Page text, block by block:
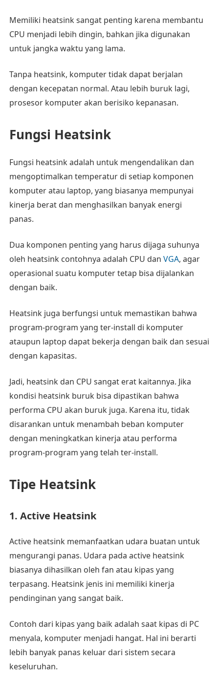
Memiliki heatsink sangat penting karena membantu
CPU menjadi lebih dingin, bahkan jika digunakan
untuk jangka waktu yang lama.
Tanpa heatsink, komputer tidak dapat berjalan
dengan kecepatan normal. Atau lebih buruk lagi,
prosesor komputer akan berisiko kepanasan.
Fungsi Heatsink
Fungsi heatsink adalah untuk mengendalikan dan
mengoptimalkan temperatur di setiap komponen
komputer atau laptop, yang biasanya mempunyai
kinerja berat dan menghasilkan banyak energi
panas.
Dua komponen penting yang harus dijaga suhunya
oleh heatsink contohnya adalah CPU dan VGA, agar
operasional suatu komputer tetap bisa dijalankan
dengan baik.
Heatsink juga berfungsi untuk memastikan bahwa
program-program yang ter-install di komputer
ataupun laptop dapat bekerja dengan baik dan sesuai
dengan kapasitas.
Jadi, heatsink dan CPU sangat erat kaitannya. Jika
kondisi heatsink buruk bisa dipastikan bahwa
performa CPU akan buruk juga. Karena itu, tidak
disarankan untuk menambah beban komputer
dengan meningkatkan kinerja atau performa
program-program yang telah ter-install.
Tipe Heatsink
1. Active Heatsink
Active heatsink memanfaatkan udara buatan untuk
mengurangi panas. Udara pada active heatsink
biasanya dihasilkan oleh fan atau kipas yang
terpasang. Heatsink jenis ini memiliki kinerja
pendinginan yang sangat baik.
Contoh dari kipas yang baik adalah saat kipas di PC
menyala, komputer menjadi hangat. Hal ini berarti
lebih banyak panas keluar dari sistem secara
keseluruhan.